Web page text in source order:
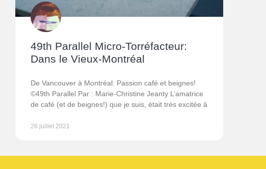
49th Parallel Micro-Torréfacteur:
Dans le Vieux-Montréal
De Vancouver à Montréal: Passion café et beignes!
©49th Parallel Par : Marie-Christine Jeanty L’amatrice
de café (et de beignes!) que je suis, était très excitée à
26 juillet 2021